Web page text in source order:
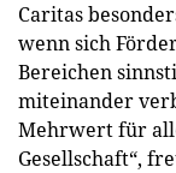
Caritas
wenn sich
Bereichen
miteinander
Mehrwert für
Gesellschaft“,